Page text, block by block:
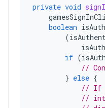
private void
boolean
(
if (
//
} else {
// If
//